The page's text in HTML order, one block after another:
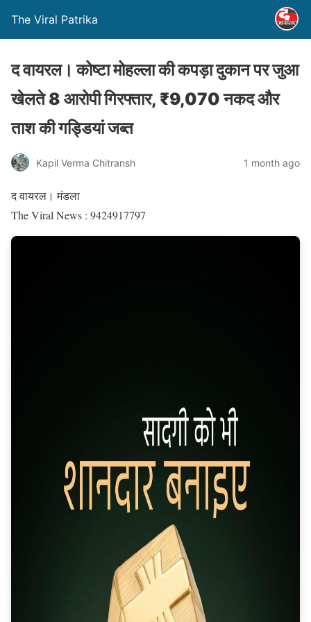
The Viral Patrika
द वायरल। कोष्टा मोहल्ला की कपड़ा दुकान पर जुआ
खेलते 8 आरोपी गिरफ्तार, ₹9,070 नकद और
ताश की गड्डियां जब्त
Kapil Verma Chitransh 1 month ago
द वायरल। मंडला
The Viral News : 9424917797